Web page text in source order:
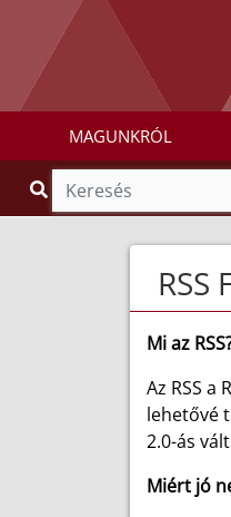
MAGUNKRÓL
RSS
Mi az
Az RSS
lehetővé
2.0-ás
Miért jó